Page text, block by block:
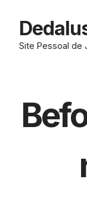
content
Site Pessoal de